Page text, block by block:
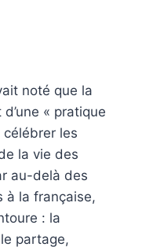
noté que la
« pratique
les
la vie des
au-delà des
à la française,
: la
partage,